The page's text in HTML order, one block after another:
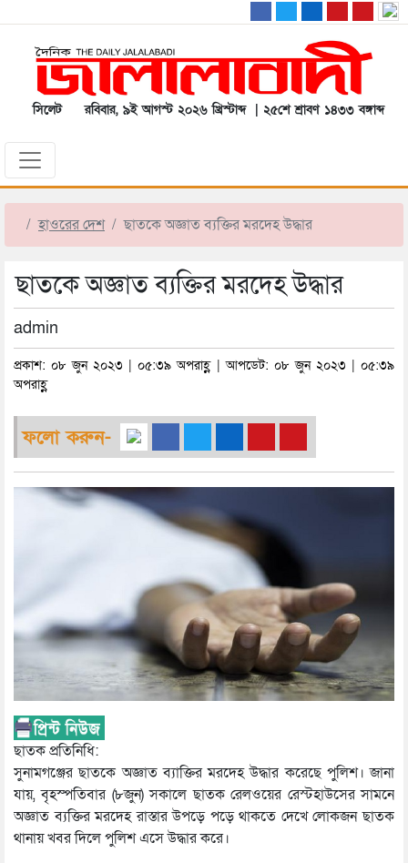
সিলেট রবিবার, ৯ই আগস্ট ২০২৬ খ্রিস্টাব্দ | ২৫শে শ্রাবণ ১৪৩৩ বঙ্গাব্দ
হাওরের দেশ ছাতকে অজ্ঞাত ব্যক্তির মরদেহ উদ্ধার
ছাতকে অজ্ঞাত ব্যক্তির মরদেহ উদ্ধার
admin
প্রকাশ: ০৮ জুন ২০২৩ | ০৫:৩৯ অপরাহ্ণ | আপডেট: ০৮ জুন ২০২৩ | ০৫:৩৯
অপরাহ্ণ
ফলো করুন-
ছাতক প্রতিনিধি:
সুনামগঞ্জের ছাতকে অজ্ঞাত ব্যাক্তির মরদেহ উদ্ধার করেছে পুলিশ। জানা
যায়, বৃহস্পতিবার (৮জুন) সকালে ছাতক রেলওয়ের রেস্টহাউসের সামনে
অজ্ঞাত ব্যক্তির মরদেহ রাস্তার উপড়ে পড়ে থাকতে দেখে লোকজন ছাতক
থানায় খবর দিলে পুলিশ এসে উদ্ধার করে।